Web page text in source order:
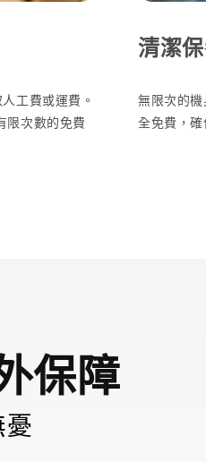
工費或運費。
限次數的免費
清潔
無限次的
全免費，
保障
憂